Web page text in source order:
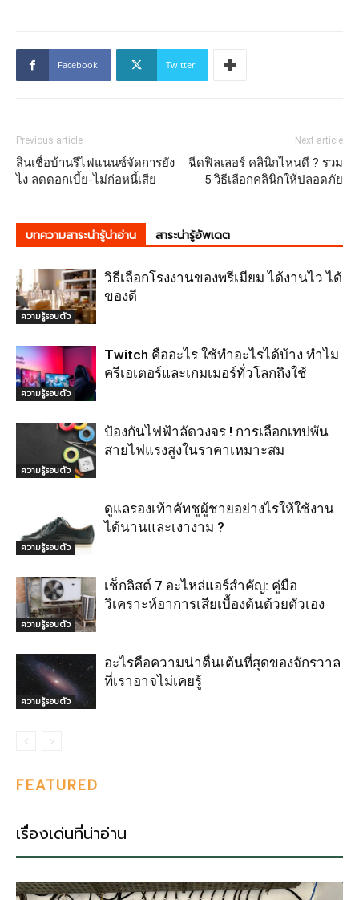
Facebook Twitter
Previous article
สินเชื่อบ้านรีไฟแนนซ์จัดการยัง
ไง ลดดอกเบี้ย-ไม่ก่อหนี้เสีย
Next article
ฉีดฟิลเลอร์ คลินิกไหนดี ? รวม
5 วิธีเลือกคลินิกให้ปลอดภัย
บทความสาระน่ารู้น่าอ่าน สาระน่ารู้อัพเดต
ความรู้รอบตัว
วิธีเลือกโรงงานของพรีเมียม ได้งานไว ได้
ของดี
ความรู้รอบตัว
Twitch คืออะไร ใช้ทำอะไรได้บ้าง ทำไม
ครีเอเตอร์และเกมเมอร์ทั่วโลกถึงใช้
ความรู้รอบตัว
ป้องกันไฟฟ้าลัดวงจร ! การเลือกเทปพัน
สายไฟแรงสูงในราคาเหมาะสม
ความรู้รอบตัว
ดูแลรองเท้าคัทชูผู้ชายอย่างไรให้ใช้งาน
ได้นานและเงางาม ?
ความรู้รอบตัว
เช็กลิสต์ 7 อะไหล่แอร์สำคัญ: คู่มือ
วิเคราะห์อาการเสียเบื้องต้นด้วยตัวเอง
ความรู้รอบตัว
อะไรคือความน่าตื่นเต้นที่สุดของจักรวาล
ที่เราอาจไม่เคยรู้
FEATURED
เรื่องเด่นที่น่าอ่าน